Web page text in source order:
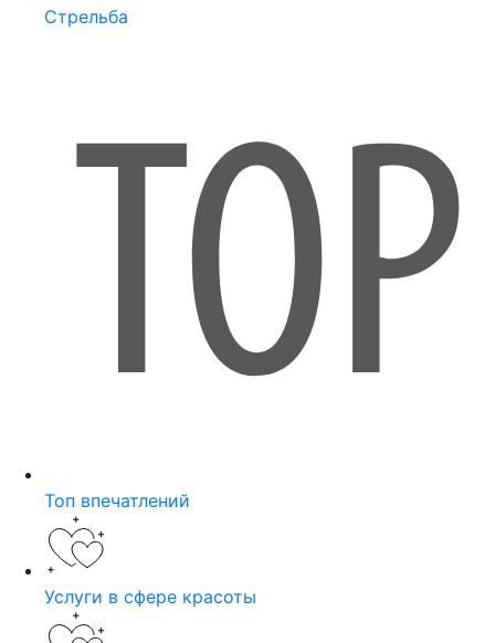
Стрельба
Топ впечатлений
Услуги в сфере красоты